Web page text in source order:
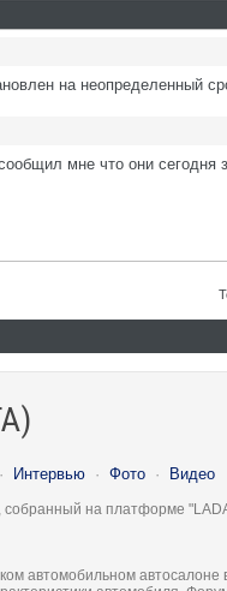
на неопределенный
мне что они сегодня
· Интервью · Фото · Видео
на платформе
автомобильном